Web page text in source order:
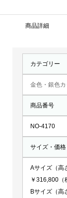
商品詳細
カテゴリー
金色・銀色
商品番号
NO-4170
サイズ・価格
Aサイズ（高
￥316,800（
Bサイズ（高